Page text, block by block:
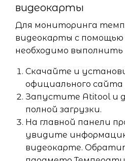
видеокарты
Для мониторинга
видеокарты с помощью
необходимо
Скачайте и
официального сайта
Запустите Atitool и
полной загрузки.
На главной панели
увидите
видеокарте.